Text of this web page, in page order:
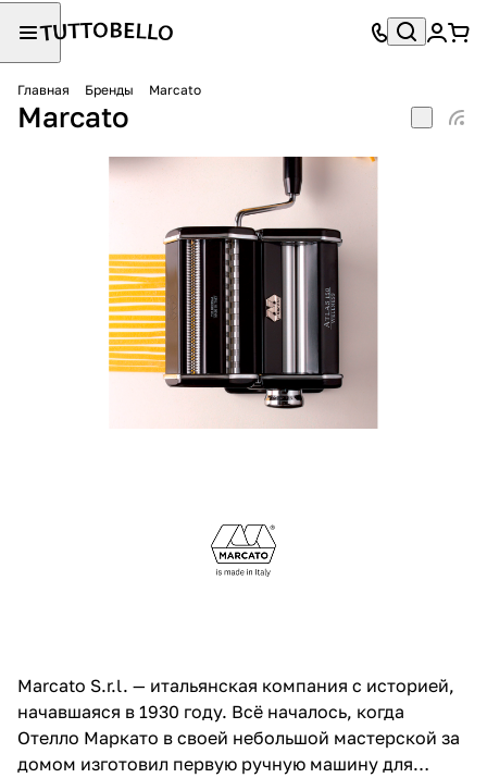
Главная Бренды Marcato
Marcato
Marcato S.r.l. — итальянская компания с историей,
начавшаяся в 1930 году. Всё началось, когда
Отелло Маркато в своей небольшой мастерской за
домом изготовил первую ручную машину для